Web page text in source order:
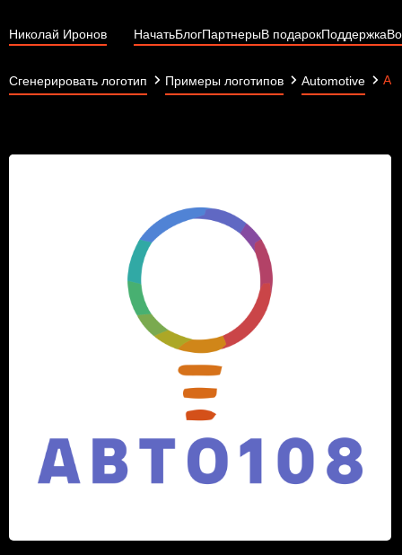
Николай Иронов НачатьБлогПартнерыВ подарокПоддержка
Сгенерировать логотип Примеры логотипов Automotive